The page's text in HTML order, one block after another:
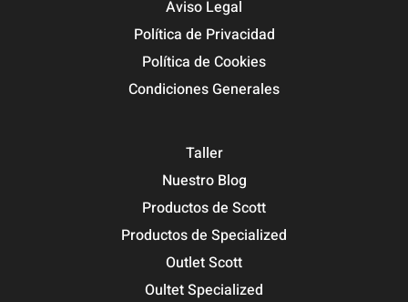
Aviso Legal
Política de Privacidad
Política de Cookies
Condiciones Generales
Taller
Nuestro Blog
Productos de Scott
Productos de Specialized
Outlet Scott
Oultet Specialized